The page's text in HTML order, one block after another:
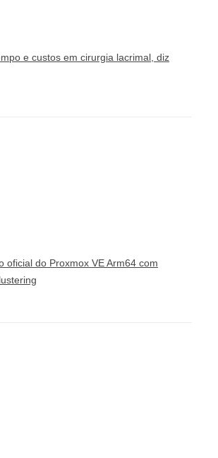
e custos em cirurgia lacrimal, diz
oficial do Proxmox VE Arm64 com